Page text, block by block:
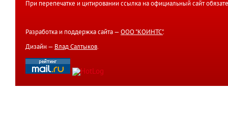
При перепечатке и цитировании ссылка на официальный сайт
Разработка и поддержка сайта — ООО "КОИНТС".
Дизайн — Влад Салтыков.